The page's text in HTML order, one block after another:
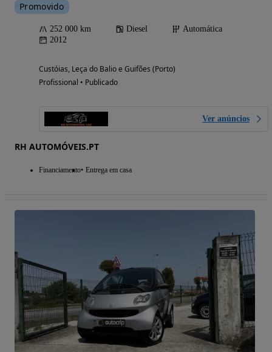
Promovido
252 000 km Diesel
Automática
2012
Custóias, Leça do Balio e Guifões (Porto)
Profissional • Publicado
Ver anúncios
RH AUTOMÓVEIS.PT
Financiamento Entrega em casa